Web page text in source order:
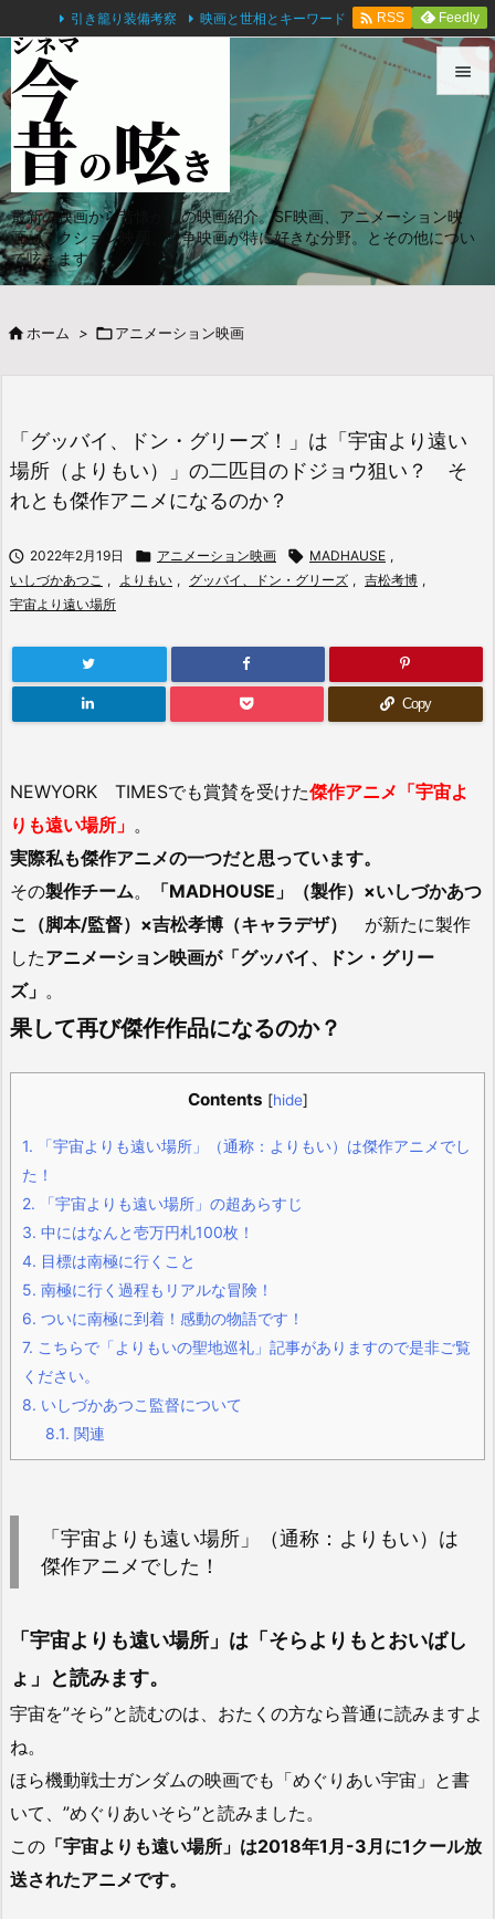
最新の映画から昔懐かしの映画紹介。SF映画、アニメーション映
画、アクション映画、戦争映画が特に好きな分野。とその他につい
て呟きます。

メニュ

サイド

前へ

引き籠り装備考察 映画と世相とキーワード  RSS Feedly
 ホーム > アニメーション映画
「グッバイ、ドン・グリーズ！」は「宇宙より遠い
場所（よりもい）」の二匹目のドジョウ狙い？ そ
れとも傑作アニメになるのか？
 2022年2月19日  アニメーション映画  MADHAUSE ,
いしづかあつこ , よりもい , グッバイ、ドン・グリーズ , 吉松考博 ,
宇宙より遠い場所
Copy
NEWYORK TIMESでも賞賛を受けた傑作アニメ「宇宙よ
りも遠い場所」 。
実際私も傑作アニメの一つだと思っています。
その製作チーム。
「MADHOUSE」（製作）×いしづかあつ
こ（脚本/監督）×吉松孝博（キャラデザ）
が新たに製作
したアニメーション映画が「グッバイ、ドン・グリー
ズ」 。
果して再び傑作作品になるのか？
Contents [hide]
1. 「宇宙よりも遠い場所」（通称：よりもい）は傑作アニメでし
た！
2. 「宇宙よりも遠い場所」の超あらすじ
3. 中にはなんと壱万円札100枚！
4. 目標は南極に行くこと
5. 南極に行く過程もリアルな冒険！
6. ついに南極に到着！感動の物語です！
7. こちらで「よりもいの聖地巡礼」記事がありますので是非ご覧
ください。
8. いしづかあつこ監督について
8.1. 関連
「宇宙よりも遠い場所」（通称：よりもい）は
傑作アニメでした！
「宇宙よりも遠い場所」は「そらよりもとおいばし
ょ」と読みます。
宇宙を”そら”と読むのは、おたくの方なら普通に読みますよ
ね。
ほら機動戦士ガンダムの映画でも「めぐりあい宇宙」と書
いて、”めぐりあいそら”と読みました。
この 「宇宙よりも遠い場所」は2018年1月-3月に1クール放
送されたアニメです。